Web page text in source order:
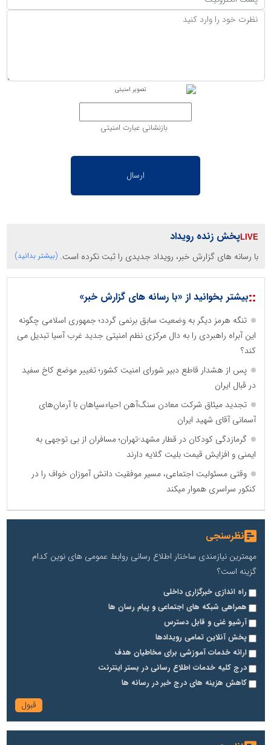
بازنشانی عبارت امنیتی
پخش زنده رویداد
با رسانه های گزارش خبر، رویداد جدیدی را ثبت نکرده است. (بیشتر بدانید)
::بیشتر بخوانید از «با رسانه های گزارش خبر»
تنگه هرمز دیگر به وضعیت سابق برنمی گردد؛ جمهوری اسلامی چگونه
این آبراه راهبردی را به دال مرکزی نظم امنیتی جدید غرب آسیا تبدیل می
کند؟
پس از هشدار قاطع دبیر شورای امنیت کشور؛ تغییر موضع کاخ سفید
در قبال ایران
تجدید میثاق شرکت معادن سنگ‌آهن احیاءسپاهان با آرمان‌های
آسمانی آقای شهید ایران
گرمازدگی کودکان در قطار مشهد-تهران؛ مسافران از بی توجهی به
ایمنی و افزایش قیمت بلیت گلایه دارند
وقتی مسئولیت اجتماعی، مسیر موفقیت دانش آموزان خواف را در
کنکور سراسری هموار میکند
نظرسنجی
مهمترین نیازمندی ساختار اطلاع رسانی روابط عمومی های نوین کدام
گزینه است؟
راه اندازی خبرگزاری داخلی
همراهی شبکه های اجتماعی و پیام رسان ها
آرشیو غنی و قابل دسترس
پخش آنلاین تمامی رویدادها
ارائه خدمات آموزشی برای مخاطیان هدف
درج کلیه خدمات اطلاع رسانی در بستر اینترنت
کاهش هزینه های درج خبر در رسانه ها